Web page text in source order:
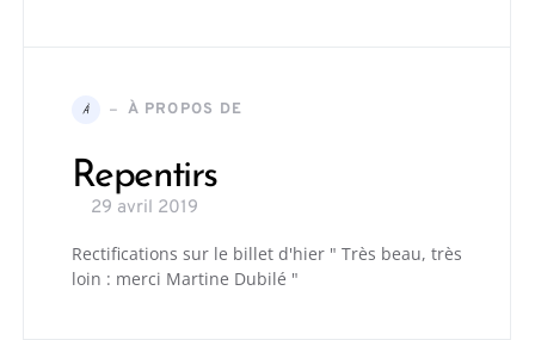
À À PROPOS DE
Repentirs
29 avril 2019
Rectifications sur le billet d'hier " Très beau, très
loin : merci Martine Dubilé "